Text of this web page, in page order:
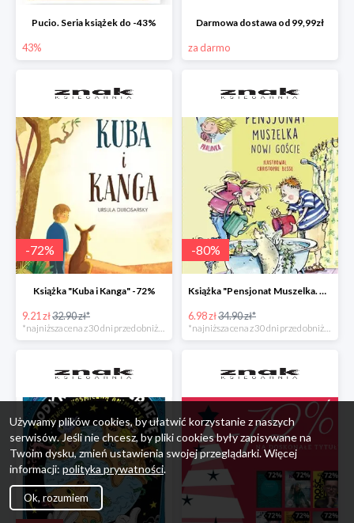
Pucio. Seria książek do -43%
43%
Darmowa dostawa od 99,99zł
za darmo
-72%
Książka "Kuba i Kanga" -72%
9.21 zł32.90 zł*
*najniższa cena z 30 dni przed obniżką
-80%
Książka "Pensjonat Muszelka. Nowi goście" taniej o 80%
6.98 zł34.90 zł*
*najniższa cena z 30 dni przed obniżką
Używamy plików cookies, by ułatwić korzystanie z naszych
serwisów. Jeśli nie chcesz, by pliki cookies były zapisywane na
Twoim dysku, zmień ustawienia swojej przeglądarki. Więcej
informacji: polityka prywatności.
Ok, rozumiem